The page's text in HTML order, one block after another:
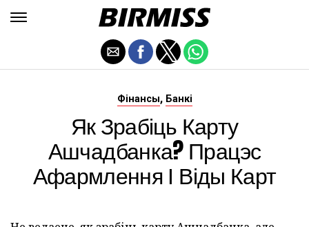
Фінансы, Банкі
Як Зрабіць Карту
Ашчадбанка? Працэс
Афармлення І Віды Карт